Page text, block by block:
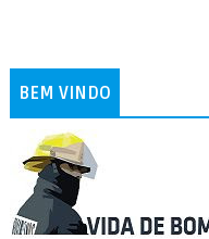
BEM VINDO